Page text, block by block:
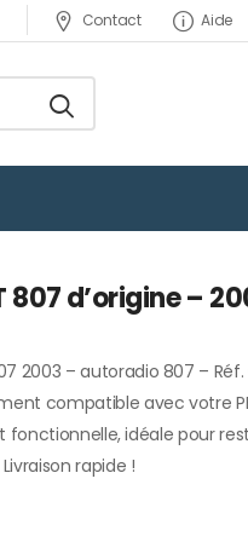
Contact Aide
807 d’origine –
2003 – autoradio 807 –
compatible avec votre
fonctionnelle, idéale pour
rapide !